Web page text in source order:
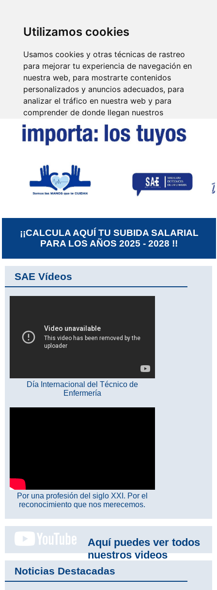
Utilizamos cookies
Usamos cookies y otras técnicas de rastreo
para mejorar tu experiencia de navegación en
nuestra web, para mostrarte contenidos
personalizados y anuncios adecuados, para
analizar el tráfico en nuestra web y para
comprender de donde llegan nuestros
visitantes.
Configurar
¡¡CALCULA AQUÍ TU SUBIDA SALARIAL
PARA LOS AÑOS 2025 - 2028 !!
SAE Vídeos
Día Internacional del Técnico de
Enfermería
Por una profesión del siglo XXI. Por el
reconocimiento que nos merecemos.
Aquí puedes ver todos
nuestros videos
Noticias Destacadas